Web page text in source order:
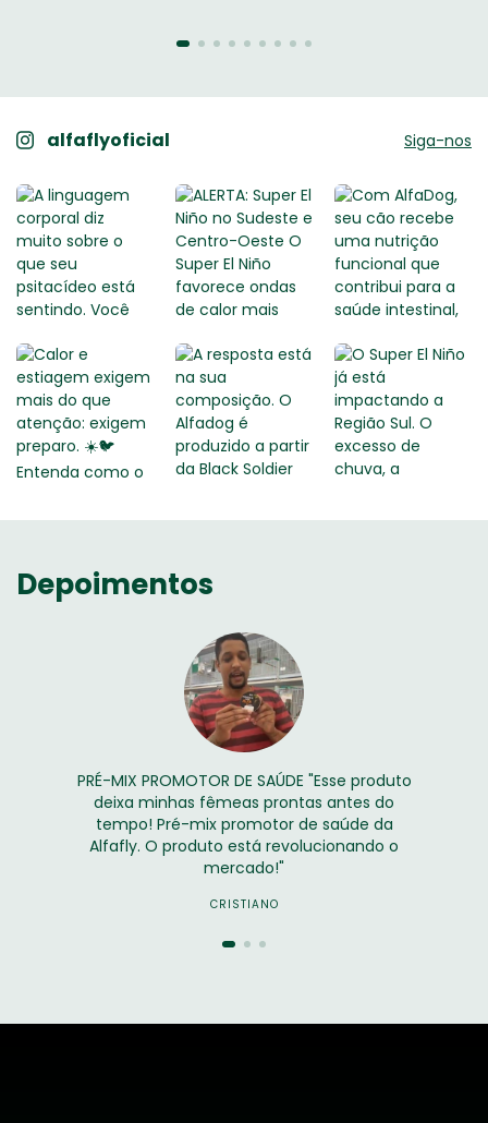
alfaflyoficial Siga-nos
Depoimentos
PRÉ-MIX PROMOTOR DE SAÚDE "Esse produto
deixa minhas fêmeas prontas antes do
tempo! Pré-mix promotor de saúde da
Alfafly. O produto está revolucionando o
mercado!"
CRISTIANO